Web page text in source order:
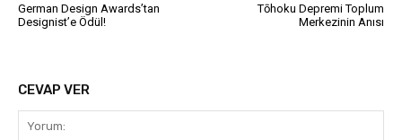
German Design Awards’tan
Designist’e Ödül!
Tōhoku Depremi Toplum
Merkezinin Anısı
CEVAP VER